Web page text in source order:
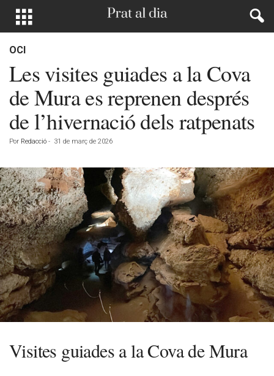
OCI
Les visites guiades a la Cova
de Mura es reprenen després
de l’hivernació dels ratpenats
Por Redacció - 31 de març de 2026
Visites guiades a la Cova de Mura